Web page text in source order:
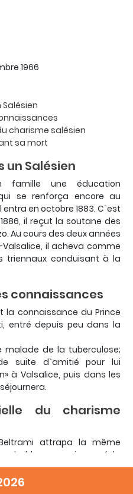
1966
charisme salésien
sa mort
un Salésien
famille une éducation
se renforça encore au
en octobre 1883. C`est
il reçut la soutane des
Au cours des deux années
il acheva comme
triennaux conduisant à la
connaissances
connaissance du Prince
entré depuis peu dans la
malade de la tuberculose;
suite d`amitié pour lui
à Valsalice, puis dans les
du charisme
attrapa la même
on a invoqué la
André vécut cette
Il écrivit lui-même à sa